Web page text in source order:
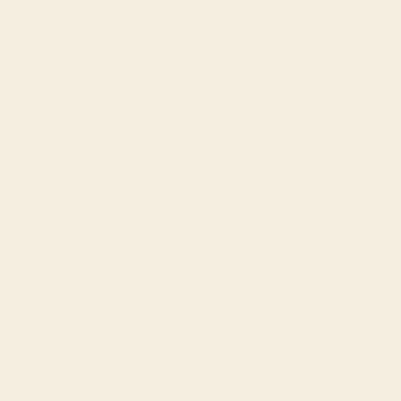
pas 7kt/an en 2018. L’utilisation massive de ce